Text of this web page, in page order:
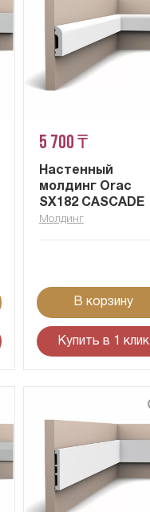
5 700 ₸
Настенный
молдинг Orac
SX182 CASCADE
Молдинг
В корзину
Купить в 1 клик